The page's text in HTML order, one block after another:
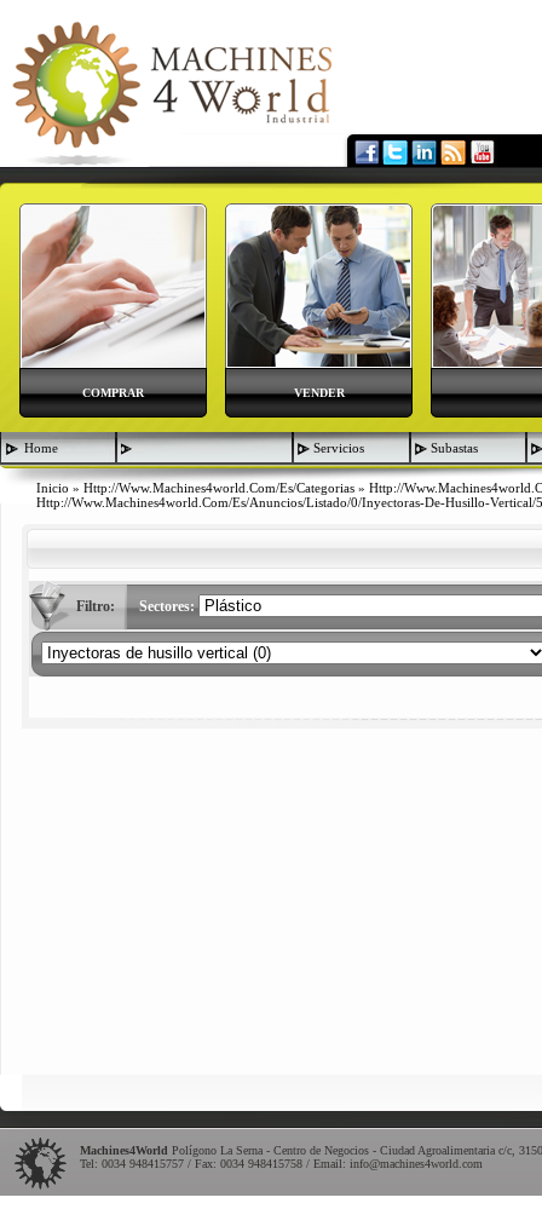
VENDER
COMPRAR
Home Servicios Subastas
Inicio » Http://www.machines4world.com/es/categorias » Http://
Http://www.machines4world.com/es/anuncios/listado/0/inyectoras-De-Husillo-Vertical/
Filtro: Sectores:
Machines4World Polígono La Serna - Centro de Negocios - Ciudad Agroalimentaria c/c
Tel: 0034 948415757 / Fax: 0034 948415758 / Email: info@machines4world.com